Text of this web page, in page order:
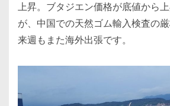
上昇。ブタジエン価格が底値から
が、中国での天然ゴム輸入検査の
来週もまた海外出張です。